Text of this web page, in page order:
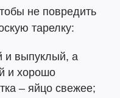
не повредить
тарелку:
и выпуклый, а
и хорошо
– яйцо свежее;